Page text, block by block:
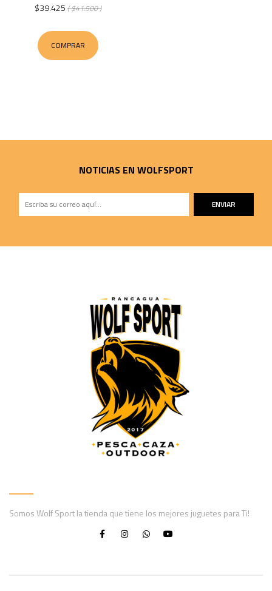
$39.425 ( $41.500 )
COMPRAR
NOTICIAS EN WOLFSPORT
ENVIAR
Somos Wolf Sport la tienda que tiene los mejores juguetes para Ti!